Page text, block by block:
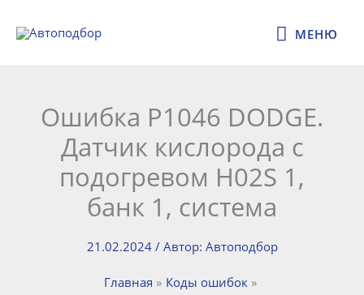
МЕНЮ
МЕНЮ
Ошибка P1046 DODGE.
Датчик кислорода с
подогревом H02S 1,
банк 1, система
21.02.2024 / Автор: Автоподбор
Главная
Коды ошибок